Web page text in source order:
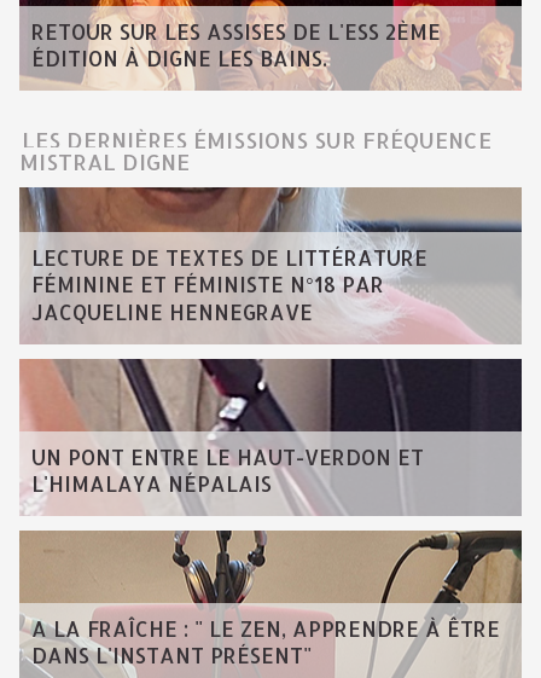
RETOUR SUR LES ASSISES DE L'ESS 2ÈME
ÉDITION À DIGNE LES BAINS.
LES DERNIÈRES ÉMISSIONS SUR FRÉQUENCE
MISTRAL DIGNE
LECTURE DE TEXTES DE LITTÉRATURE
FÉMININE ET FÉMINISTE N°18 PAR
JACQUELINE HENNEGRAVE
UN PONT ENTRE LE HAUT-VERDON ET
L'HIMALAYA NÉPALAIS
A LA FRAÎCHE : " LE ZEN, APPRENDRE À ÊTRE
DANS L'INSTANT PRÉSENT"